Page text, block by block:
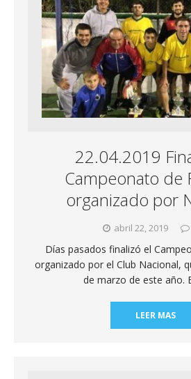
22.04.2019
Campeonato de
organizado por
abril 22, 2019
Días pasados finalizó el
organizado por el Club Nacional,
de marzo de este año.
LEER MAS